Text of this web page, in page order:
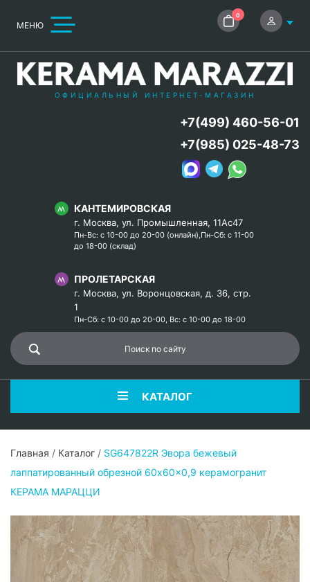
МЕНЮ
0
ОФИЦИАЛЬНЫЙ ИНТЕРНЕТ-МАГАЗИН
КАНТЕМИРОВСКАЯ
г. Москва, ул. Промышленная, 11Ас47
Пн-Вс: с 10-00 до 20-00 (онлайн),Пн-Сб: с 11-00
до 18-00 (склад)
ПРОЛЕТАРСКАЯ
г. Москва, ул. Воронцовская, д. 36, стр.
1
Пн-Сб: с 10-00 до 20-00, Вс: с 10-00 до 18-00
+7(499) 460-56-01
+7(985) 025-48-73
КАТАЛОГ
Главная / Каталог / SG647822R Эвора бежевый
лаппатированный обрезной 60x60x0,9 керамогранит
КЕРАМА МАРАЦЦИ